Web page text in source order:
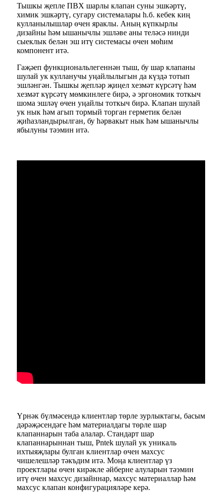
Тышкы җепле ПВХ шарлы клапан суны эшкәртү,
химик эшкәртү, сугару системалары һ.б. кебек киң
кулланылышлар өчен яраклы. Аның күпкырлы
дизайны һәм ышанычлы эшләве аны теләсә нинди
сыеклык белән эш итү системасы өчен мөһим
компонент итә.
Гаҗәеп функциональлегеннән тыш, бу шар клапаны
шулай ук ​​кулланучы уңайлылыгын да күздә тотып
эшләнгән. Тышкы җепләр җиңел хезмәт күрсәтү һәм
хезмәт күрсәтү мөмкинлеге бирә, ә эргономик тоткыч
шома эшләү өчен уңайлы тоткыч бирә. Клапан шулай
ук ​​нык һәм агып тормый торган герметик белән
җиһазландырылган, бу һәрвакыт нык һәм ышанычлы
ябылуны тәэмин итә.
Үрнәк бүлмәсендә клиентлар төрле зурлыктагы, басым
дәрәҗәсендәге һәм материалдагы төрле шар
клапаннарын таба алалар. Стандарт шар
клапаннарыннан тыш, Pntek шулай ук ​​уникаль
ихтыяҗлары булган клиентлар өчен махсус
чишелешләр тәкъдим итә. Моңа клиентлар үз
проектлары өчен кирәкле әйберне алуларын тәэмин
итү өчен махсус дизайннар, махсус материаллар һәм
махсус клапан конфигурацияләре керә.